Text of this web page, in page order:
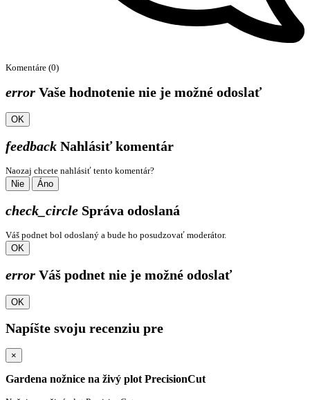
Komentáre (0)
error Vaše hodnotenie nie je možné odoslať
OK
feedback Nahlásiť komentár
Naozaj chcete nahlásiť tento komentár?
Nie
Áno
check_circle Správa odoslaná
Váš podnet bol odoslaný a bude ho posudzovať moderátor.
OK
error Váš podnet nie je možné odoslať
OK
Napíšte svoju recenziu pre
×
Gardena nožnice na živý plot PrecisionCut